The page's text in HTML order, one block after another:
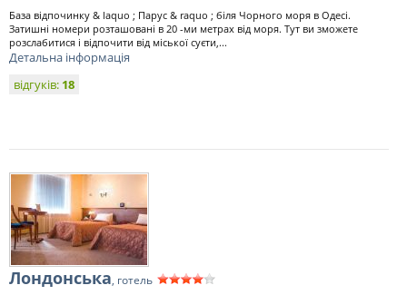
База відпочинку & laquo ; Парус & raquo ; біля Чорного моря в Одесі.
Затишні номери розташовані в 20 -ми метрах від моря. Тут ви зможете
розслабитися і відпочити від міської суєти,...
Детальна інформація
відгуків: 18
Лондонська, готель